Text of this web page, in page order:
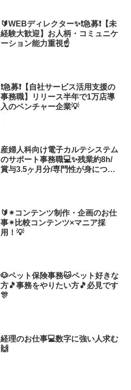
🔰WEBディレクター✨❗急募❗【未
経験大歓迎】お人柄・コミュニケ
ーション能力重視☝️
❗急募❗【自社サービス活用支援の
事務職】リリース半年で1万店導
入のベンチャー企業💡
産婦人科向け電子カルテシステム
のサポート事務職💻️✨残業約8h/
賞与3.5ヶ月分/専門性が身につけ
🔰✴コンテンツ制作・企画のお仕
事✴比較コンテンツ×マニア採
用！💡
🐶ペット保険事務🐱ペット好きな
方🎵事務をやりたい方🎵必見です
🎊
経理のお仕事💻数字に強い人求む
🙌